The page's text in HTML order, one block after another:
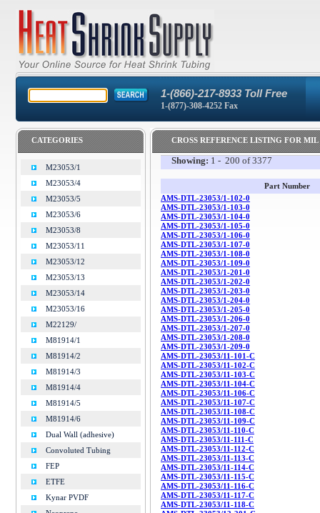
1-(866)-217-8933 Toll Free
1-(877)-308-4252 Fax
CATEGORIES
M23053/1
M23053/4
M23053/5
M23053/6
M23053/8
M23053/11
M23053/12
M23053/13
M23053/14
M23053/16
M22129/
M81914/1
M81914/2
M81914/3
M81914/4
M81914/5
M81914/6
Dual Wall (adhesive)
Convoluted Tubing
FEP
ETFE
Kynar PVDF
CROSS REFERENCE LISTING FOR MIL
Showing: 1 - 200 of 3377
Part Number
AMS-DTL-23053/1-102-0
AMS-DTL-23053/1-103-0
AMS-DTL-23053/1-104-0
AMS-DTL-23053/1-105-0
AMS-DTL-23053/1-106-0
AMS-DTL-23053/1-107-0
AMS-DTL-23053/1-108-0
AMS-DTL-23053/1-109-0
AMS-DTL-23053/1-201-0
AMS-DTL-23053/1-202-0
AMS-DTL-23053/1-203-0
AMS-DTL-23053/1-204-0
AMS-DTL-23053/1-205-0
AMS-DTL-23053/1-206-0
AMS-DTL-23053/1-207-0
AMS-DTL-23053/1-208-0
AMS-DTL-23053/1-209-0
AMS-DTL-23053/11-101-C
AMS-DTL-23053/11-102-C
AMS-DTL-23053/11-103-C
AMS-DTL-23053/11-104-C
AMS-DTL-23053/11-106-C
AMS-DTL-23053/11-107-C
AMS-DTL-23053/11-108-C
AMS-DTL-23053/11-109-C
AMS-DTL-23053/11-110-C
AMS-DTL-23053/11-111-C
AMS-DTL-23053/11-112-C
AMS-DTL-23053/11-113-C
AMS-DTL-23053/11-114-C
AMS-DTL-23053/11-115-C
AMS-DTL-23053/11-116-C
AMS-DTL-23053/11-117-C
AMS-DTL-23053/11-118-C